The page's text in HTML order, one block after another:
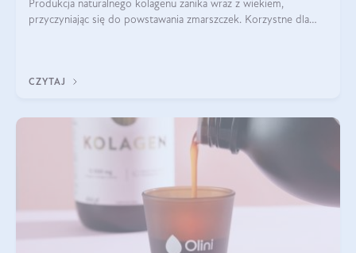
Produkcja naturalnego kolagenu zanika wraz z wiekiem,
przyczyniając się do powstawania zmarszczek. Korzystne dla
CZYTAJ